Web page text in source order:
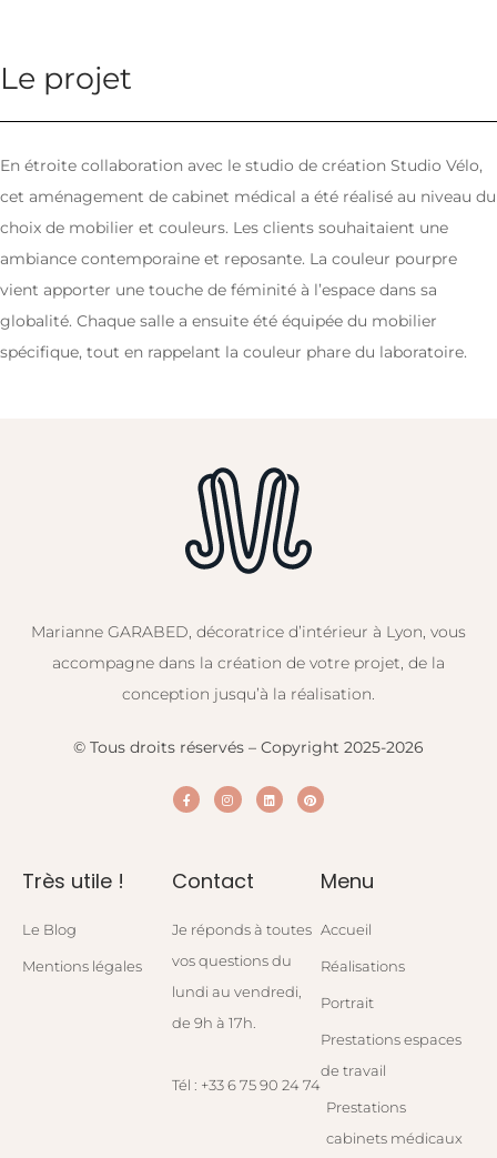
Le projet
En étroite collaboration avec le studio de création Studio Vélo,
cet aménagement de cabinet médical a été réalisé au niveau du
choix de mobilier et couleurs. Les clients souhaitaient une
ambiance contemporaine et reposante. La couleur pourpre
vient apporter une touche de féminité à l’espace dans sa
globalité. Chaque salle a ensuite été équipée du mobilier
spécifique, tout en rappelant la couleur phare du laboratoire.
Marianne GARABED, décoratrice d’intérieur à Lyon, vous
accompagne dans la création de votre projet, de la
conception jusqu’à la réalisation.
© Tous droits réservés – Copyright 2025-2026
Très utile !
Le Blog
Mentions légales
Contact
Je réponds à toutes
vos questions du
lundi au vendredi,
de 9h à 17h.
Tél : +33 6 75 90 24 74
Menu
Accueil
Réalisations
Portrait
Prestations espaces
de travail
Prestations
cabinets médicaux